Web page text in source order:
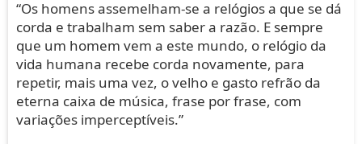
“Os homens assemelham-se a relógios a que se dá
corda e trabalham sem saber a razão. E sempre
que um homem vem a este mundo, o relógio da
vida humana recebe corda novamente, para
repetir, mais uma vez, o velho e gasto refrão da
eterna caixa de música, frase por frase, com
variações imperceptíveis.”